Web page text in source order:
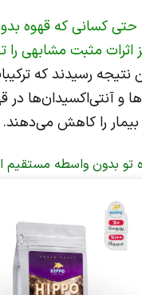
حتی کسانی که قهوه
اثرات مثبت مشابهی را
نتیجه رسیدند که
و آنتی‌اکسیدان‌ها در
را کاهش می‌دهند.
تو بدون واسطه مستقیم